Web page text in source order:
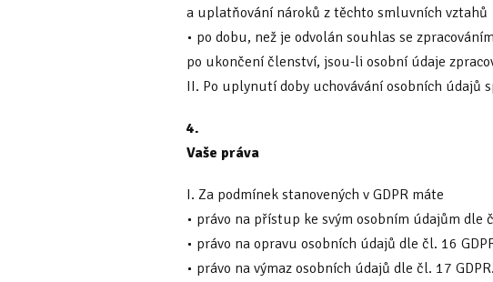
a uplatňování nároků z těchto smluvních vztahů
• po dobu, než je odvolán souhlas se
po ukončení členství, jsou-li osobní údaje
II. Po uplynutí doby uchovávání osobních údajů
4.
Vaše práva
I. Za podmínek stanovených v GDPR máte
• právo na přístup ke svým osobním údajům dle
• právo na opravu osobních údajů dle čl. 16
• právo na výmaz osobních údajů dle čl. 17 GDPR.